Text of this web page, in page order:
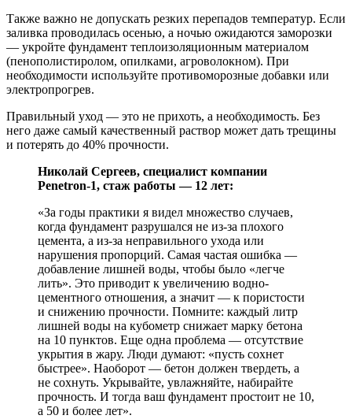
Также важно не допускать резких перепадов температур. Если
заливка проводилась осенью, а ночью ожидаются заморозки
— укройте фундамент теплоизоляционным материалом
(пенополистиролом, опилками, агроволокном). При
необходимости используйте противоморозные добавки или
электропрогрев.
Правильный уход — это не прихоть, а необходимость. Без
него даже самый качественный раствор может дать трещины
и потерять до 40% прочности.
Николай Сергеев, специалист компании
Penetron-1, стаж работы — 12 лет:
«За годы практики я видел множество случаев,
когда фундамент разрушался не из-за плохого
цемента, а из-за неправильного ухода или
нарушения пропорций. Самая частая ошибка —
добавление лишней воды, чтобы было «легче
лить». Это приводит к увеличению водно-
цементного отношения, а значит — к пористости
и снижению прочности. Помните: каждый литр
лишней воды на кубометр снижает марку бетона
на 10 пунктов. Еще одна проблема — отсутствие
укрытия в жару. Люди думают: «пусть сохнет
быстрее». Наоборот — бетон должен твердеть, а
не сохнуть. Укрывайте, увлажняйте, набирайте
прочность. И тогда ваш фундамент простоит не 10,
а 50 и более лет».